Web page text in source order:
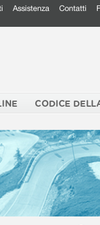
Assistenza Contatti
CODICE